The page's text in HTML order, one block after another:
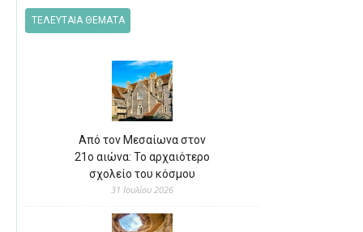
ΤΕΛΕΥΤΑΙΑ ΘΕΜΑΤΑ
Από τον Μεσαίωνα στον
21ο αιώνα: Το αρχαιότερο
σχολείο του κόσμου
31 Ιουλίου 2026